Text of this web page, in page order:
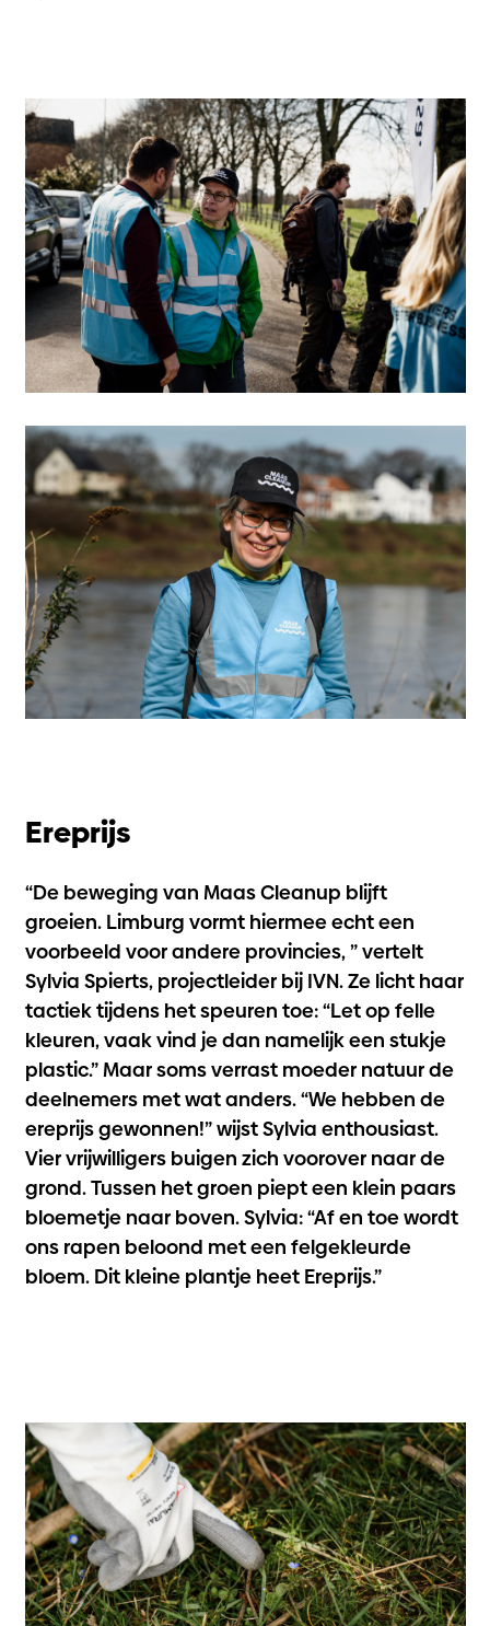
Ereprijs
“De beweging van Maas Cleanup blijft
groeien. Limburg vormt hiermee echt een
voorbeeld voor andere provincies, ” vertelt
Sylvia Spierts, projectleider bij IVN. Ze licht haar
tactiek tijdens het speuren toe: “Let op felle
kleuren, vaak vind je dan namelijk een stukje
plastic.” Maar soms verrast moeder natuur de
deelnemers met wat anders. “We hebben de
ereprijs gewonnen!” wijst Sylvia enthousiast.
Vier vrijwilligers buigen zich voorover naar de
grond. Tussen het groen piept een klein paars
bloemetje naar boven. Sylvia: “Af en toe wordt
ons rapen beloond met een felgekleurde
bloem. Dit kleine plantje heet Ereprijs.”